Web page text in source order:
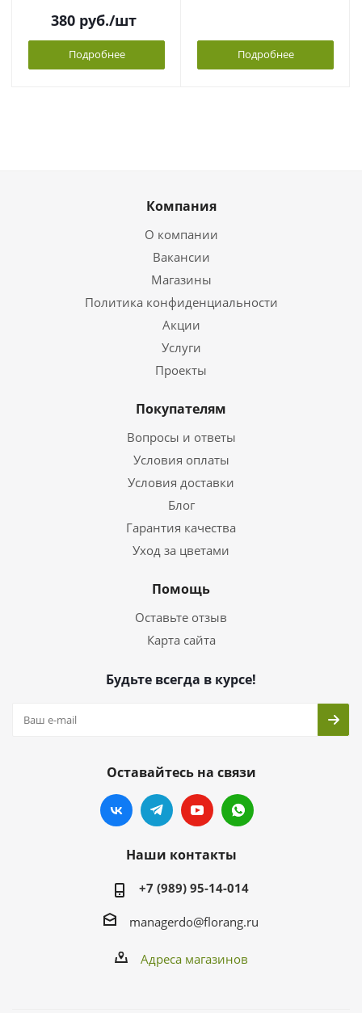
380 руб./шт
Подробнее Подробнее
Компания
О компании
Вакансии
Магазины
Политика конфиденциальности
Акции
Услуги
Проекты
Покупателям
Вопросы и ответы
Условия оплаты
Условия доставки
Блог
Гарантия качества
Уход за цветами
Помощь
Оставьте отзыв
Карта сайта
Будьте всегда в курсе!
Оставайтесь на связи
Наши контакты
+7 (989) 95-14-014
managerdo@florang.ru
Адреса магазинов